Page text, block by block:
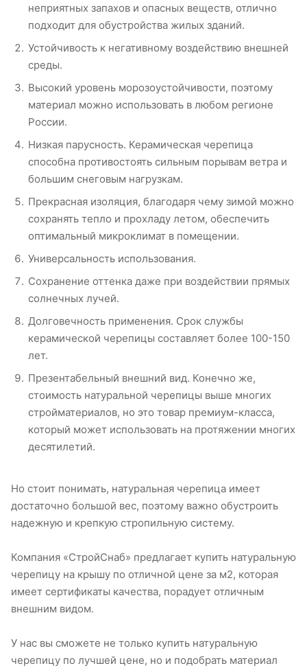
неприятных запахов и опасных веществ, отлично
подходит для обустройства жилых зданий.
Устойчивость к негативному воздействию внешней
среды.
Высокий уровень морозоустойчивости, поэтому
материал можно использовать в любом регионе
России.
Низкая парусность. Керамическая черепица
способна противостоять сильным порывам ветра и
большим снеговым нагрузкам.
Прекрасная изоляция, благодаря чему зимой можно
сохранять тепло и прохладу летом, обеспечить
оптимальный микроклимат в помещении.
Универсальность использования.
Сохранение оттенка даже при воздействии прямых
солнечных лучей.
Долговечность применения. Срок службы
керамической черепицы составляет более 100-150
лет.
Презентабельный внешний вид. Конечно же,
стоимость натуральной черепицы выше многих
стройматериалов, но это товар премиум-класса,
который может использовать на протяжении многих
десятилетий.
Но стоит понимать, натуральная черепица имеет
достаточно большой вес, поэтому важно обустроить
надежную и крепкую стропильную систему.
Компания «СтройСнаб» предлагает купить натуральную
черепицу на крышу по отличной цене за м2, которая
имеет сертификаты качества, порадует отличным
внешним видом.
У нас вы сможете не только купить натуральную
черепицу по лучшей цене, но и подобрать материал